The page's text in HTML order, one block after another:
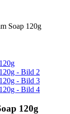
Soap 120g
120g